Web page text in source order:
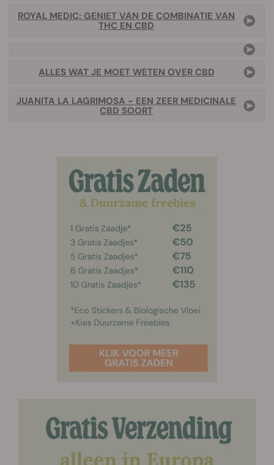
ROYAL MEDIC: GENIET VAN DE COMBINATIE VAN
THC EN CBD
ALLES WAT JE MOET WETEN OVER CBD
JUANITA LA LAGRIMOSA - EEN ZEER MEDICINALE
CBD SOORT